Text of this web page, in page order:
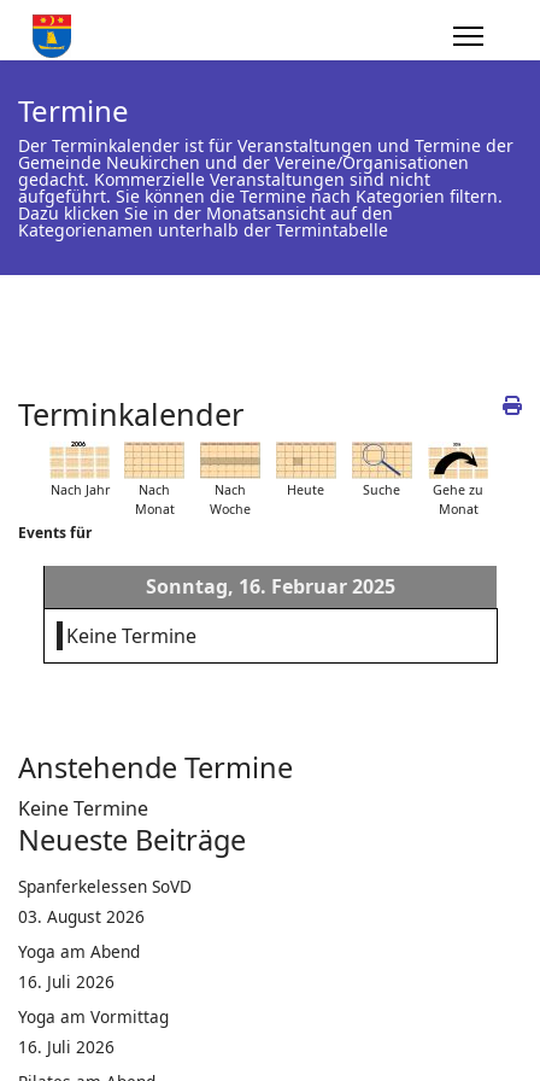
Termine
Der Terminkalender ist für Veranstaltungen und Termine der
Gemeinde Neukirchen und der Vereine/Organisationen
gedacht. Kommerzielle Veranstaltungen sind nicht
aufgeführt. Sie können die Termine nach Kategorien filtern.
Dazu klicken Sie in der Monatsansicht auf den
Kategorienamen unterhalb der Termintabelle
Terminkalender
Nach Jahr
Nach
Monat
Nach
Woche
Heute Suche
Gehe zu
Monat
Events für
Sonntag, 16. Februar 2025
Keine Termine
Anstehende Termine
Keine Termine
Neueste Beiträge
Spanferkelessen SoVD
03. August 2026
Yoga am Abend
16. Juli 2026
Yoga am Vormittag
16. Juli 2026